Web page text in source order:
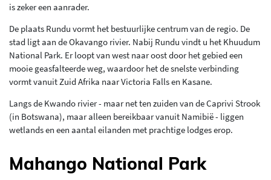
is zeker een aanrader.
De plaats Rundu vormt het bestuurlijke centrum van de regio. De
stad ligt aan de Okavango rivier. Nabij Rundu vindt u het Khuudum
National Park. Er loopt van west naar oost door het gebied een
mooie geasfalteerde weg, waardoor het de snelste verbinding
vormt vanuit Zuid Afrika naar Victoria Falls en Kasane.
Langs de Kwando rivier - maar net ten zuiden van de Caprivi Strook
(in Botswana), maar alleen bereikbaar vanuit Namibië - liggen
wetlands en een aantal eilanden met prachtige lodges erop.
Mahango National Park